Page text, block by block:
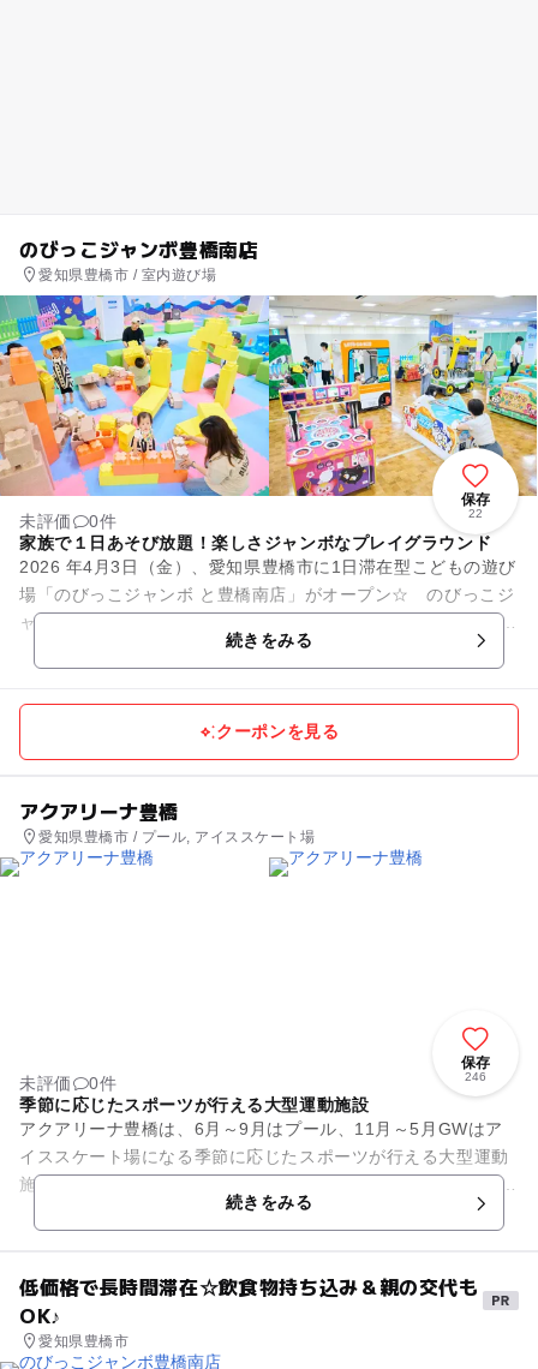
のびっこジャンボ豊橋南店
愛知県豊橋市 / 室内遊び場
保存
22
未評価
0件
家族で１日あそび放題！楽しさジャンボなプレイグラウンド
2026 年4月3日（金）、愛知県豊橋市に1日滞在型こどもの遊び
場「のびっこジャンボ と豊橋南店」がオープン☆ のびっこジ
ャンボは、０歳から12 歳までの子どもとそのファミリーを対象
続きをみる
クーポンを見る
アクアリーナ豊橋
愛知県豊橋市 / プール, アイススケート場
保存
246
未評価
0件
季節に応じたスポーツが行える大型運動施設
アクアリーナ豊橋は、6月～9月はプール、11月～5月GWはア
イススケート場になる季節に応じたスポーツが行える大型運動
施設です。 プールは、10本のコースが並ぶ日本水泳連盟公認の
続きをみる
低価格で長時間滞在☆飲食物持ち込み＆親の交代も
OK♪
愛知県豊橋市